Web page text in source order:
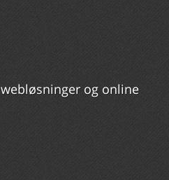
og online